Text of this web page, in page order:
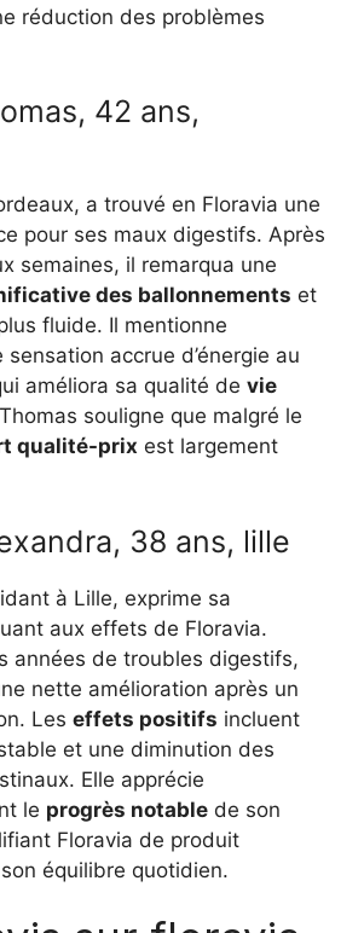
réduction des problèmes
42 ans,
a trouvé en Floravia une
pour ses maux digestifs. Après
semaines, il remarqua une
des ballonnements et
fluide. Il mentionne
accrue d’énergie au
améliora sa qualité de vie
souligne que malgré le
qualité-prix est largement
38 ans, lille
à Lille, exprime sa
aux effets de Floravia.
années de troubles digestifs,
nette amélioration après un
Les effets positifs incluent
et une diminution des
Elle apprécie
le progrès notable de son
Floravia de produit
équilibre quotidien.